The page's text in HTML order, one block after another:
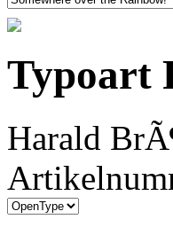
Typoart
Harald